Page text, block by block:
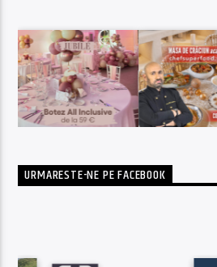
URMARESTE-NE PE FACEBOOK